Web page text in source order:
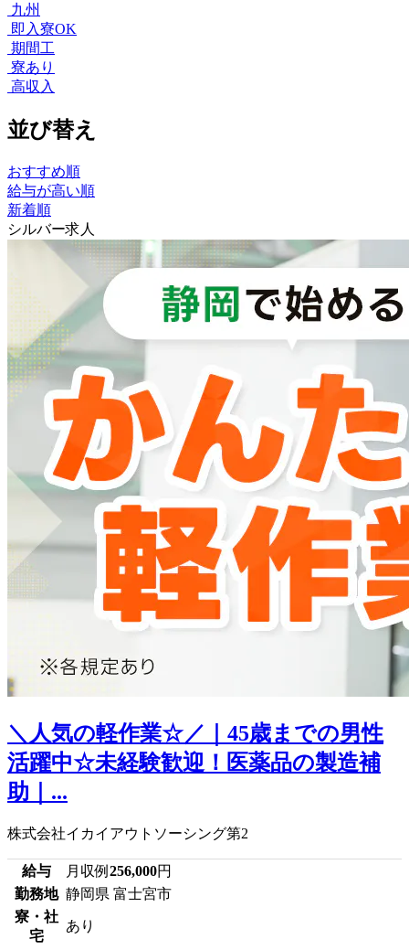
九州
即入寮OK
期間工
寮あり
高収入
並び替え
おすすめ順
給与が高い順
新着順
シルバー求人
＼人気の軽作業☆／｜45歳までの男性
活躍中☆未経験歓迎！医薬品の製造補
助｜...
株式会社イカイアウトソーシング第2
給与 月収例 256,000円
勤務地 静岡県 富士宮市
寮・社
宅
あり